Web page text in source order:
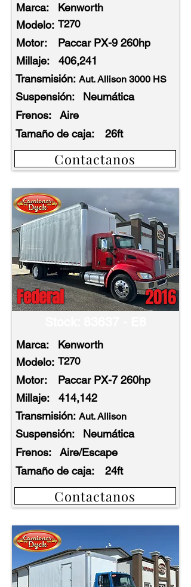
Marca:
Kenworth
Modelo: T270
Motor:
Paccar PX-9 260hp
Millaje:
406,241
Transmisión: Aut. Allison 3000 HS
Suspensión:
Neumática
Frenos:
Aire
Tamaño de caja:
26ft
Contactanos
Federal 2016
Marca:
Kenworth
Modelo: T270
Motor:
Paccar PX-7 260hp
Millaje:
414,142
Transmisión: Aut. Allison
Suspensión:
Neumática
Frenos:
Aire/Escape
Tamaño de caja:
24ft
Contactanos